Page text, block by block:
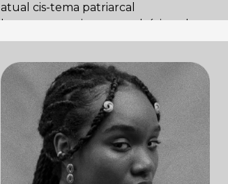
atual cis-tema patriarcal
heteronormativo compulsório e das
opressões estruturais (GUERRA DE
sonoridades no pós-pornô e a criação
de objetuais que são
desdobramentos do trabalho em
performance. Colabora com os selos
Monstruosas e Fera Livre. Participou
de residências no Brasil, Argentina,
Equador, México e Espanha. Durante